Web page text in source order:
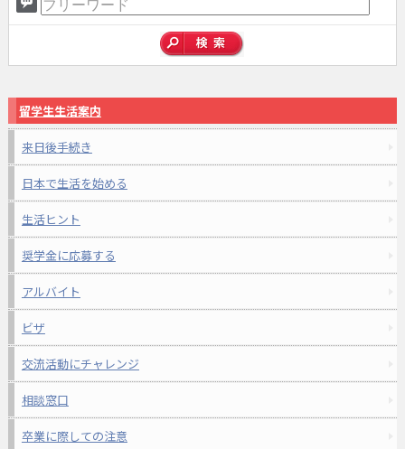
留学生生活案内
来日後手続き
日本で生活を始める
生活ヒント
奨学金に応募する
アルバイト
ビザ
交流活動にチャレンジ
相談窓口
卒業に際しての注意